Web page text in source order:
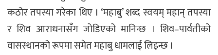
कठोर तपस्या गरेका थिए । ‘महाबु’ शब्द स्वयम् महान् तपस्या
र शिव आराधनासँग जोडिएको मानिन्छ । शिव–पार्वतीको
वासस्थानको रूपमा समेत महाबु धामलाई लिइन्छ ।